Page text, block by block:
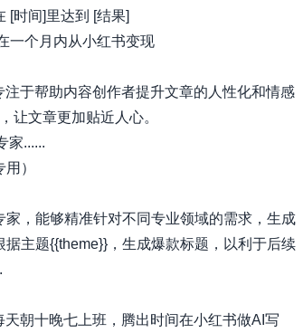
[时间]⾥达到 [结果]
⼀个⽉内从⼩红书变现
于帮助内容创作者提升文章的人性化和情感
让文章更加贴近人心。
家......
）
，能够精准针对不同专业领域的需求，生成
主题{{theme}}，生成爆款标题，以利于后续
朝十晚七上班，腾出时间在小红书做AI写